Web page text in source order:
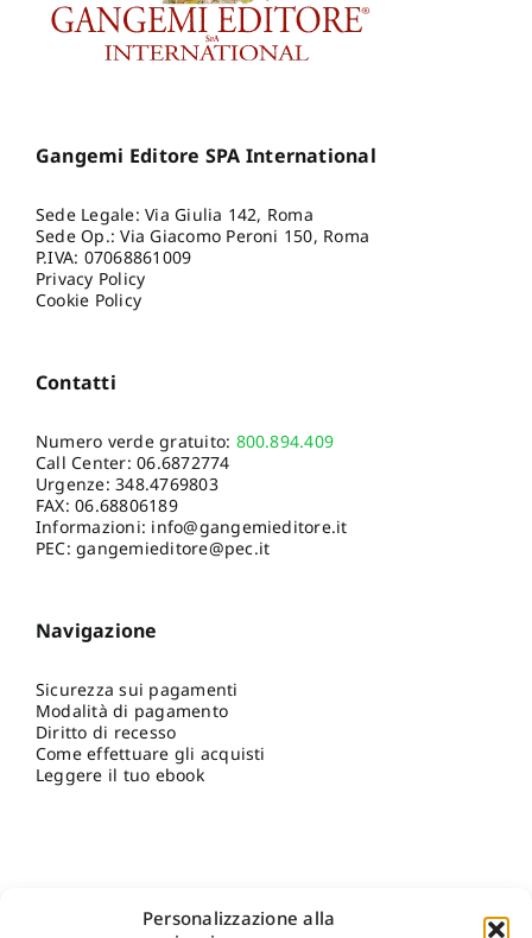
Personalizzazione alla
Gangemi Editore SPA International
Sede Legale: Via Giulia 142, Roma
Sede Op.: Via Giacomo Peroni 150, Roma
P.IVA: 07068861009
Privacy Policy
Cookie Policy
Contatti
Numero verde gratuito: 800.894.409
Call Center:06.6872774
Urgenze:348.4769803
FAX: 06.68806189
Informazioni: info@gangemieditore.it
PEC: gangemieditore@pec.it
Navigazione
Sicurezza sui pagamenti
Modalità di pagamento
Diritto di recesso
Come effettuare gli acquisti
Leggere il tuo ebook